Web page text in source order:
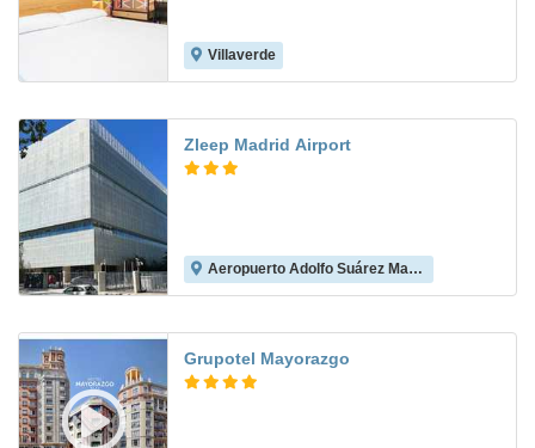
Villaverde
Zleep Madrid Airport
Aeropuerto Adolfo Suárez Madrid-Barajas
Grupotel Mayorazgo